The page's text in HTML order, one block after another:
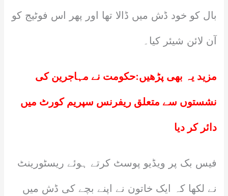
بال کو خود ڈش میں ڈالا تھا اور پھر اس فوٹیج کو
آن لائن شیئر کیا۔
مزید یہ بھی پڑھیں:حکومت نے مہاجرین کی
نشستوں سے متعلق ریفرنس سپریم کورٹ میں
دائر کر دیا
فیس بک پر ویڈیو پوسٹ کرتے ہوئے ریسٹورینٹ
نے لکھا کہ ایک خاتون نے اپنے بچے کی ڈش میں